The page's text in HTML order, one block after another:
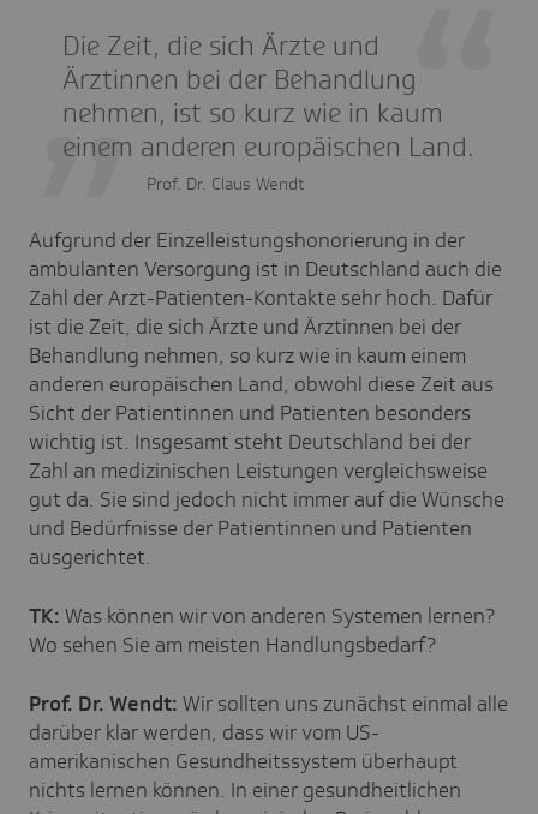
Die Zeit, die sich Ärzte und
Ärztinnen bei der Behandlung
nehmen, ist so kurz wie in kaum
einem anderen europäischen Land.
Prof. Dr. Claus Wendt
Aufgrund der Einzelleistungshonorierung in der
ambulanten Versorgung ist in Deutschland auch die
Zahl der Arzt-Patienten-Kontakte sehr hoch. Dafür
ist die Zeit, die sich Ärzte und Ärztinnen bei der
Behandlung nehmen, so kurz wie in kaum einem
anderen europäischen Land, obwohl diese Zeit aus
Sicht der Patientinnen und Patienten besonders
wichtig ist. Insgesamt steht Deutschland bei der
Zahl an medizinischen Leistungen vergleichsweise
gut da. Sie sind jedoch nicht immer auf die Wünsche
und Bedürfnisse der Patientinnen und Patienten
ausgerichtet.
TK: Was können wir von anderen Systemen lernen?
Wo sehen Sie am meisten Handlungsbedarf?
Prof. Dr. Wendt: Wir sollten uns zunächst einmal alle
darüber klar werden, dass wir vom US-
amerikanischen Gesundheitssystem überhaupt
nichts lernen können. In einer gesundheitlichen